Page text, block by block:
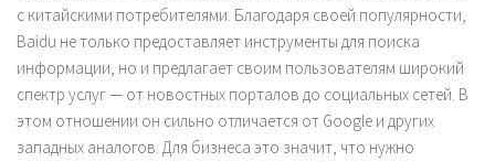
с китайскими потребителями. Благодаря своей популярности,
Baidu не только предоставляет инструменты для поиска
информации, но и предлагает своим пользователям широкий
спектр услуг — от новостных порталов до социальных сетей. В
этом отношении он сильно отличается от Google и других
западных аналогов. Для бизнеса это значит, что нужно